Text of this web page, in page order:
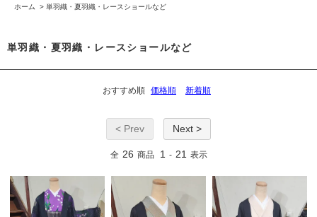
ホーム > 単羽織・夏羽織・レースショールなど
単羽織・夏羽織・レースショールなど
おすすめ順 価格順 新着順
< Prev Next >
全 26 商品 1 - 21 表示